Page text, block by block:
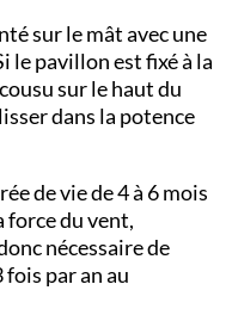
sur le mât avec une
le pavillon est fixé à la
sur le haut du
dans la potence
de vie de 4 à 6 mois
force du vent,
nécessaire de
par an au